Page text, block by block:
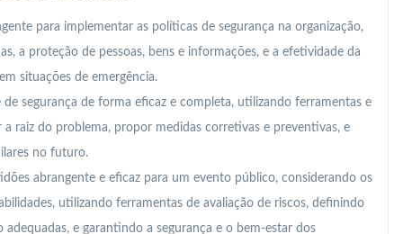
para implementar as políticas de segurança na organização,
a proteção de pessoas, bens e informações, e a efetividade da
situações de emergência.
segurança de forma eficaz e completa, utilizando ferramentas e
raiz do problema, propor medidas corretivas e preventivas, e
no futuro.
abrangente e eficaz para um evento público, considerando os
utilizando ferramentas de avaliação de riscos, definindo
e garantindo a segurança e o bem-estar dos